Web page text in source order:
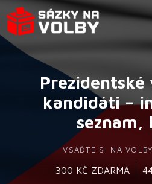
Přeskočit
na
obsah
Prezidentské
kandidáti –
seznam,
VSAĎTE SI NA
300 KČ ZDARMA